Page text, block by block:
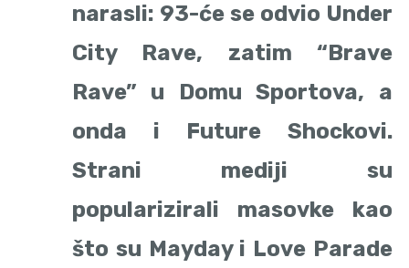
narasli: 93-će se odvio Under
City Rave, zatim “Brave
Rave” u Domu Sportova, a
onda i Future Shockovi.
Strani mediji su
popularizirali masovke kao
što su Mayday i Love Parade